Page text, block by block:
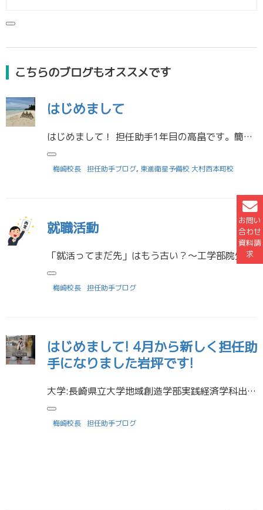
お問い
合わせ
資料請
求
こちらのブログもオススメです
はじめまして
はじめまして！ 担任助手1年目の高畠です。簡単ではありますが、少し自己紹介をしたいと思います！ 出身高校：諫早高校 大学；長崎大学多文化社会学部 趣味：海外旅行、国際交流、映画をみること この写真は6月にタイに行った時の […]
梅崎校長 担任助手ブログ, 東進衛星予備校 大村西本町校
就職活動
「就活ってまだ先」はもう古い？〜工学部院生の僕が感じた“超早期化”する就活のリアル〜こんにちは、担任助手の坂本です。5月も終わりに近づき、日中は夏の気配を感じる日も増えてきました。新しい環境に少しずつ慣れ始め、それぞれの […]
梅崎校長 担任助手ブログ
はじめまして! 4月から新しく担任助
手になりました岩坪です!
大学:長崎県立大学地域創造学部実践経済学科出身高校:長崎県立大村高等学校大学が始まって1ヶ月経ちました!始まったばっかりだからでしょうか、レポートとかはあまり無くて、どちらかといえば新しくできた友達と遊んでる時間の方が今 […]
梅崎校長 担任助手ブログ